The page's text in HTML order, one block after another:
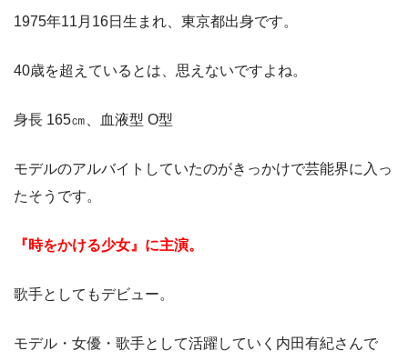
1975年11月16日生まれ、東京都出身です。
40歳を超えているとは、思えないですよね。
身長 165㎝、血液型 O型
モデルのアルバイトしていたのがきっかけで芸能界に入っ
たそうです。
『時をかける少女』に主演。
歌手としてもデビュー。
モデル・女優・歌手として活躍していく内田有紀さんで